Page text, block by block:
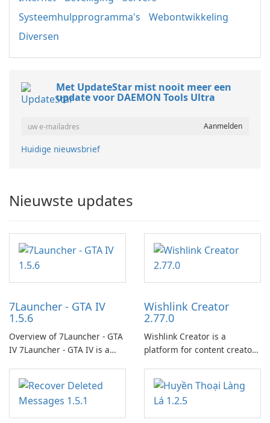
Systeemhulpprogramma's
Webontwikkeling
Diversen
Met UpdateStar mist nooit meer een
update voor DAEMON Tools Ultra
Huidige nieuwsbrief
Nieuwste updates
7Launcher - GTA IV
1.5.6
Overview of 7Launcher - GTA
IV 7Launcher - GTA IV is a
application designed to
optimize the gaming
experience for Grand Theft
Auto IV.
Wishlink Creator
2.77.0
Wishlink Creator is a
platform for content creators
work through built-in brand
partnerships and integrated
tools for content distribution
and audience engagement.